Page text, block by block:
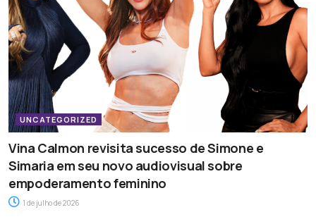
UNCATEGORIZED
Vina Calmon revisita sucesso de Simone e
Simaria em seu novo audiovisual sobre
empoderamento feminino
1 de julho de 2026